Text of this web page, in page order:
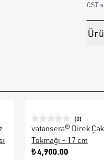
CST
(0)
vatansera® Direk
Tokmağı – 17 cm
₺ 4,900.00